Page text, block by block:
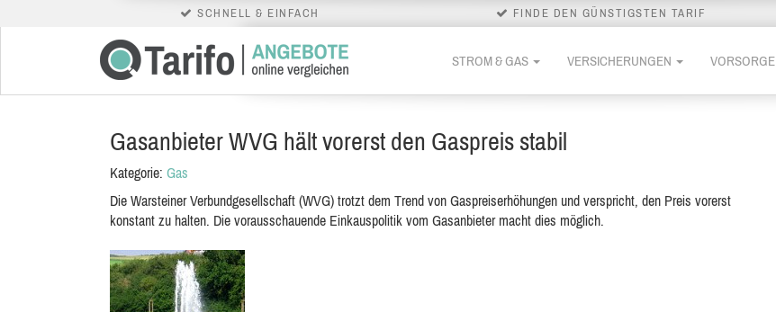
SCHNELL & EINFACH FINDE DEN GÜNSTIGSTEN TARIF
STROM & GAS VERSICHERUNGEN VORSORGE
Gasanbieter WVG hält vorerst den Gaspreis stabil
Kategorie: Gas
Die Warsteiner Verbundgesellschaft (WVG) trotzt dem Trend von Gaspreiserhöhungen und verspricht, den Preis vorerst
konstant zu halten. Die vorausschauende Einkauspolitik vom Gasanbieter macht dies möglich.